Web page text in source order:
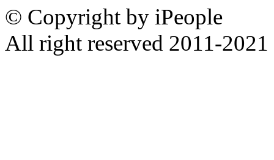
© Copyright by iPeople
All right reserved 2011-2021